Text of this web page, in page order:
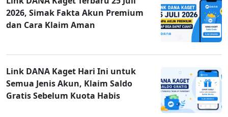
2026, Simak Fakta Akun Premium
dan Cara Klaim Aman
Link DANA Kaget Hari Ini untuk
Semua Jenis Akun, Klaim Saldo
Gratis Sebelum Kuota Habis